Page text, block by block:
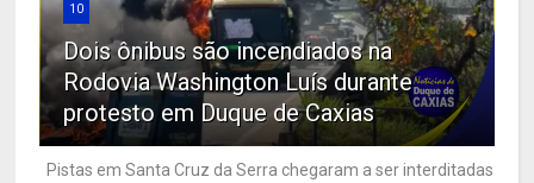
10
Dois ônibus são incendiados na
Rodovia Washington Luís durante
protesto em Duque de Caxias
Pistas em Santa Cruz da Serra chegaram a ser interditadas